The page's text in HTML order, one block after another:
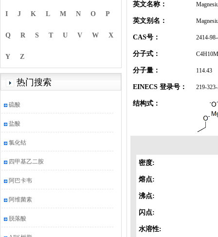
I J K L M N O P
Q R S T U V W X
Y Z
热门搜索
硫酸
盐酸
氯化钴
四甲基乙二胺
阿巴卡韦
阿维菌素
脱落酸
英文名称：
英文别名：
CAS号： 2414-
分子式：
分子量： 114.43
EINECS 登录号： 219-
结构式：
密度:
熔点:
沸点:
闪点:
水溶性: